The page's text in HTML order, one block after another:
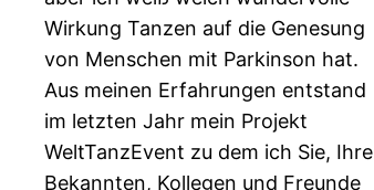
Wirkung Tanzen auf die Genesung
von Menschen mit Parkinson hat.
Aus meinen Erfahrungen entstand
im letzten Jahr mein Projekt
WeltTanzEvent zu dem ich Sie, Ihre
Bekannten, Kollegen und Freunde